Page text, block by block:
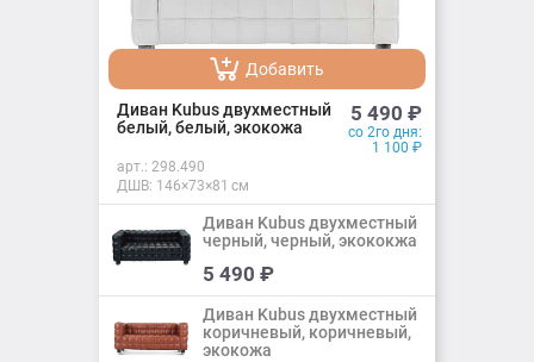
Добавить
Добавлено
Диван Kubus двухместный
белый, белый, экокожа
5 490 ₽
со 2го дня:
1 100 ₽
арт.: 298.490
ДШВ: 146×73×81 см
Добавить
Добавлено
Диван Kubus двухместный
черный, черный, экококжа
5 490 ₽
Диван Kubus двухместный
коричневый, коричневый,
экокожа